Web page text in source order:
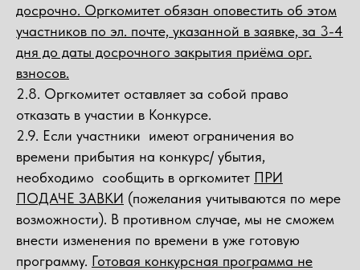
досрочно. Оргкомитет обязан оповестить об этом
участников по эл. почте, указанной в заявке, за 3-4
дня до даты досрочного закрытия приёма орг.
взносов.
2.8. Оргкомитет оставляет за собой право
отказать в участии в Конкурсе.
2.9. Если участники имеют ограничения во
времени прибытия на конкурс/ убытия,
необходимо сообщить в оргкомитет ПРИ
ПОДАЧЕ ЗАВКИ (пожелания учитываются по мере
возможности). В противном случае, мы не сможем
внести изменения по времени в уже готовую
программу. Готовая конкурсная программа не